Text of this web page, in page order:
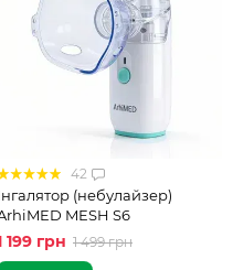
42
(небулайзер)
MESH S6
199 грн 1 499 грн